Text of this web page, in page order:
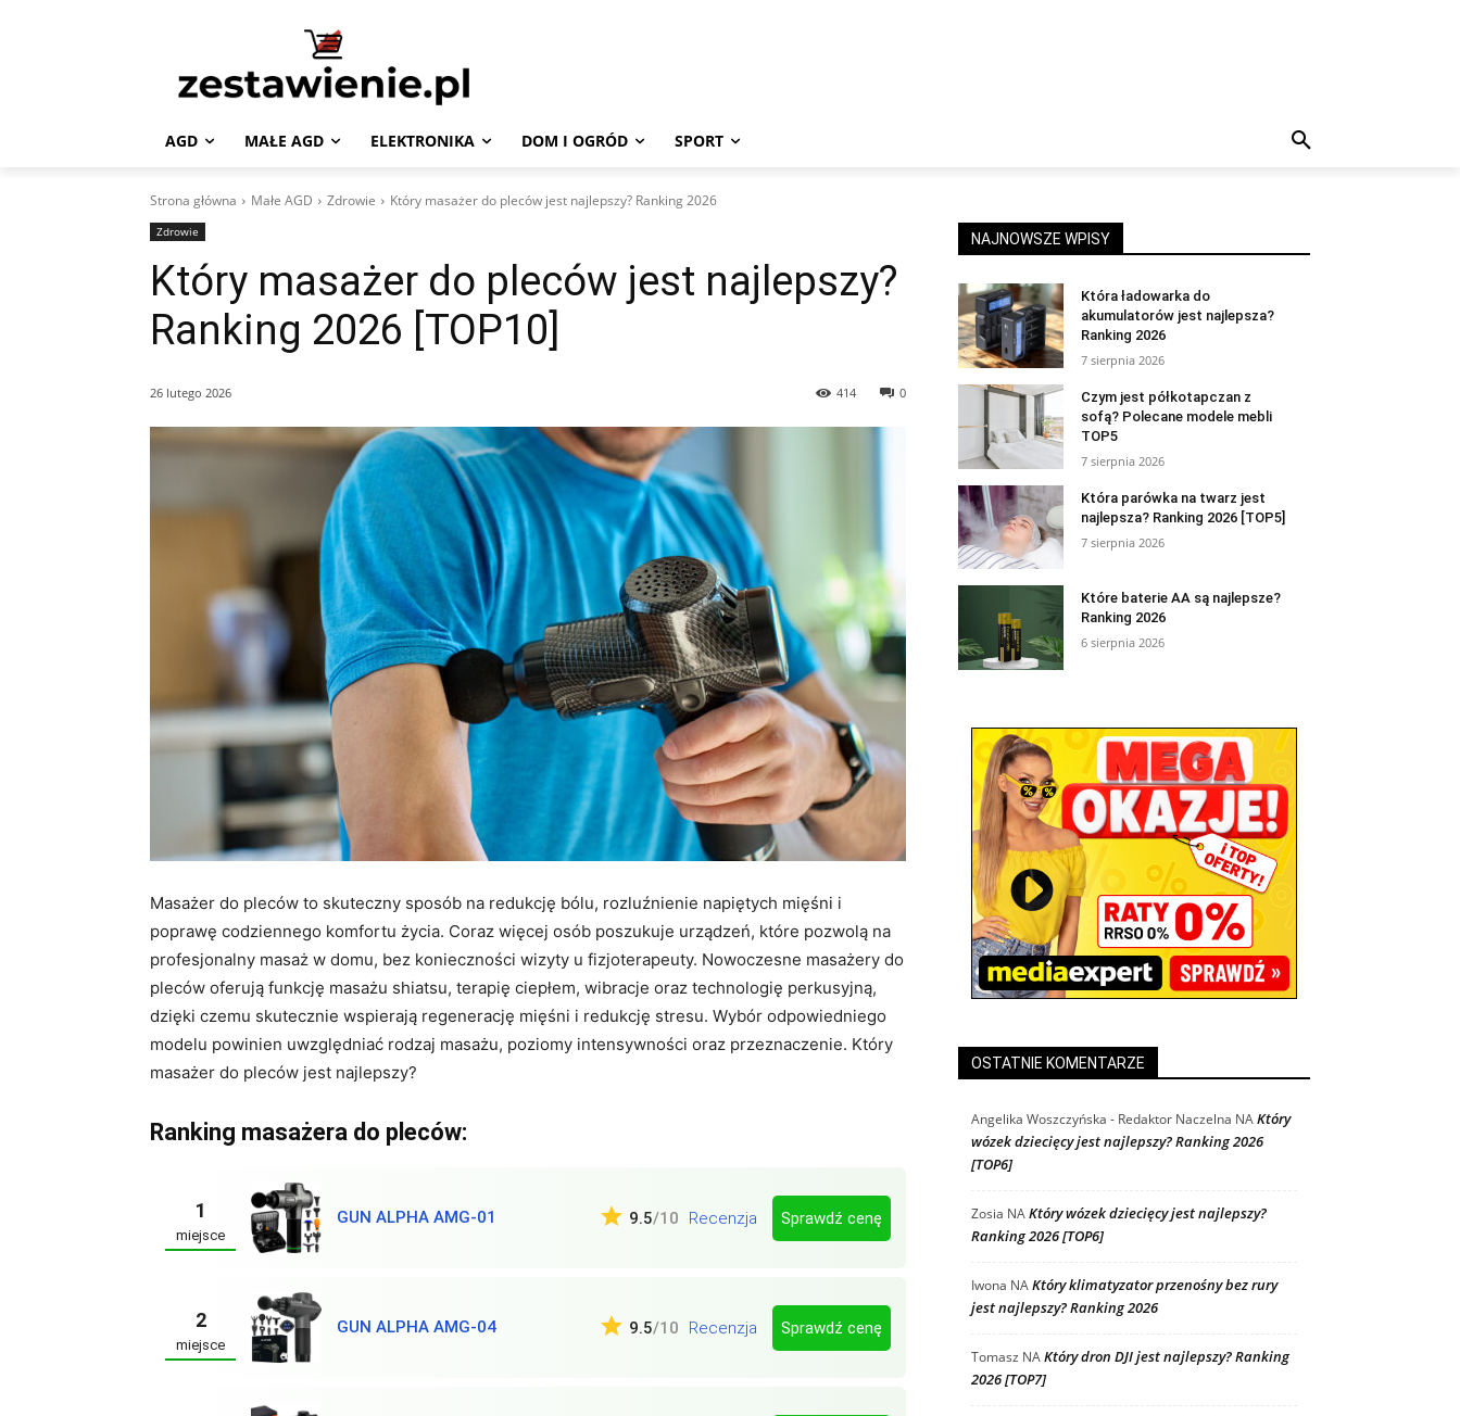
AGD MAŁE AGD ELEKTRONIKA DOM I OGRÓD SPORT
Strona główna Małe AGD Zdrowie Który masażer do pleców jest najlepszy? Ranking 2026
Zdrowie
Który masażer do pleców jest najlepszy?
Ranking 2026 [TOP10]
26 lutego 2026 0
414
Masażer do pleców to skuteczny sposób na redukcję bólu, rozluźnienie napiętych mięśni i
poprawę codziennego komfortu życia. Coraz więcej osób poszukuje urządzeń, które pozwolą na
profesjonalny masaż w domu, bez konieczności wizyty u fizjoterapeuty. Nowoczesne masażery do
pleców oferują funkcję masażu shiatsu, terapię ciepłem, wibracje oraz technologię perkusyjną,
dzięki czemu skutecznie wspierają regenerację mięśni i redukcję stresu. Wybór odpowiedniego
modelu powinien uwzględniać rodzaj masażu, poziomy intensywności oraz przeznaczenie. Który
masażer do pleców jest najlepszy?
Ranking masażera do pleców:
1
miejsce
GUN ALPHA AMG-01 9.5/10 Recenzja Sprawdź cenę
2
miejsce
GUN ALPHA AMG-04 9.5/10 Recenzja Sprawdź cenę
NAJNOWSZE WPISY
Która ładowarka do
akumulatorów jest najlepsza?
Ranking 2026
7 sierpnia 2026
Czym jest półkotapczan z
sofą? Polecane modele mebli
TOP5
7 sierpnia 2026
Która parówka na twarz jest
najlepsza? Ranking 2026 [TOP5]
7 sierpnia 2026
Które baterie AA są najlepsze?
Ranking 2026
6 sierpnia 2026
OSTATNIE KOMENTARZE
Angelika Woszczyńska - Redaktor Naczelna NAKtóry
wózek dziecięcy jest najlepszy? Ranking 2026
[TOP6]
Zosia NAKtóry wózek dziecięcy jest najlepszy?
Ranking 2026 [TOP6]
Iwona NAKtóry klimatyzator przenośny bez rury
jest najlepszy? Ranking 2026
Tomasz NAKtóry dron DJI jest najlepszy? Ranking
2026 [TOP7]